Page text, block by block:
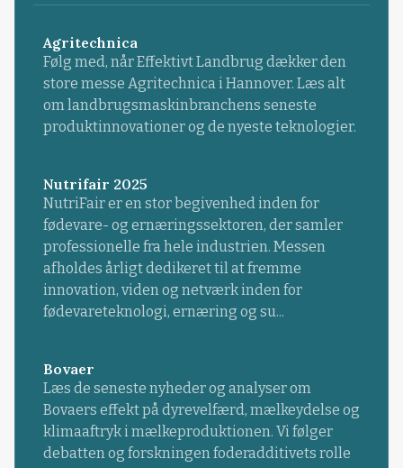
Agritechnica
Følg med, når Effektivt Landbrug dækker den
store messe Agritechnica i Hannover. Læs alt
om landbrugsmaskinbranchens seneste
produktinnovationer og de nyeste teknologier.
Nutrifair 2025
NutriFair er en stor begivenhed inden for
fødevare- og ernæringssektoren, der samler
professionelle fra hele industrien. Messen
afholdes årligt dedikeret til at fremme
innovation, viden og netværk inden for
fødevareteknologi, ernæring og su...
Bovaer
Læs de seneste nyheder og analyser om
Bovaers effekt på dyrevelfærd, mælkeydelse og
klimaaftryk i mælkeproduktionen. Vi følger
debatten og forskningen foderadditivets rolle